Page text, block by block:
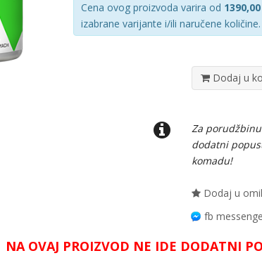
Cena ovog proizvoda varira od
izabrane varijante i/ili naručene količine.
Dodaj u
Za
dodatni
komadu!
Dodaj u
fb
NA OVAJ PROIZVOD NE IDE DODATNI